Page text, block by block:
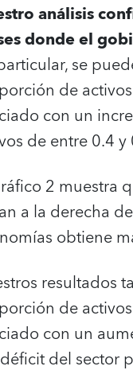
análisis
donde el
se
de
con un
de entre 0.4
2 muestra
a la derecha
obtiene
resultados
de
con un
del sector